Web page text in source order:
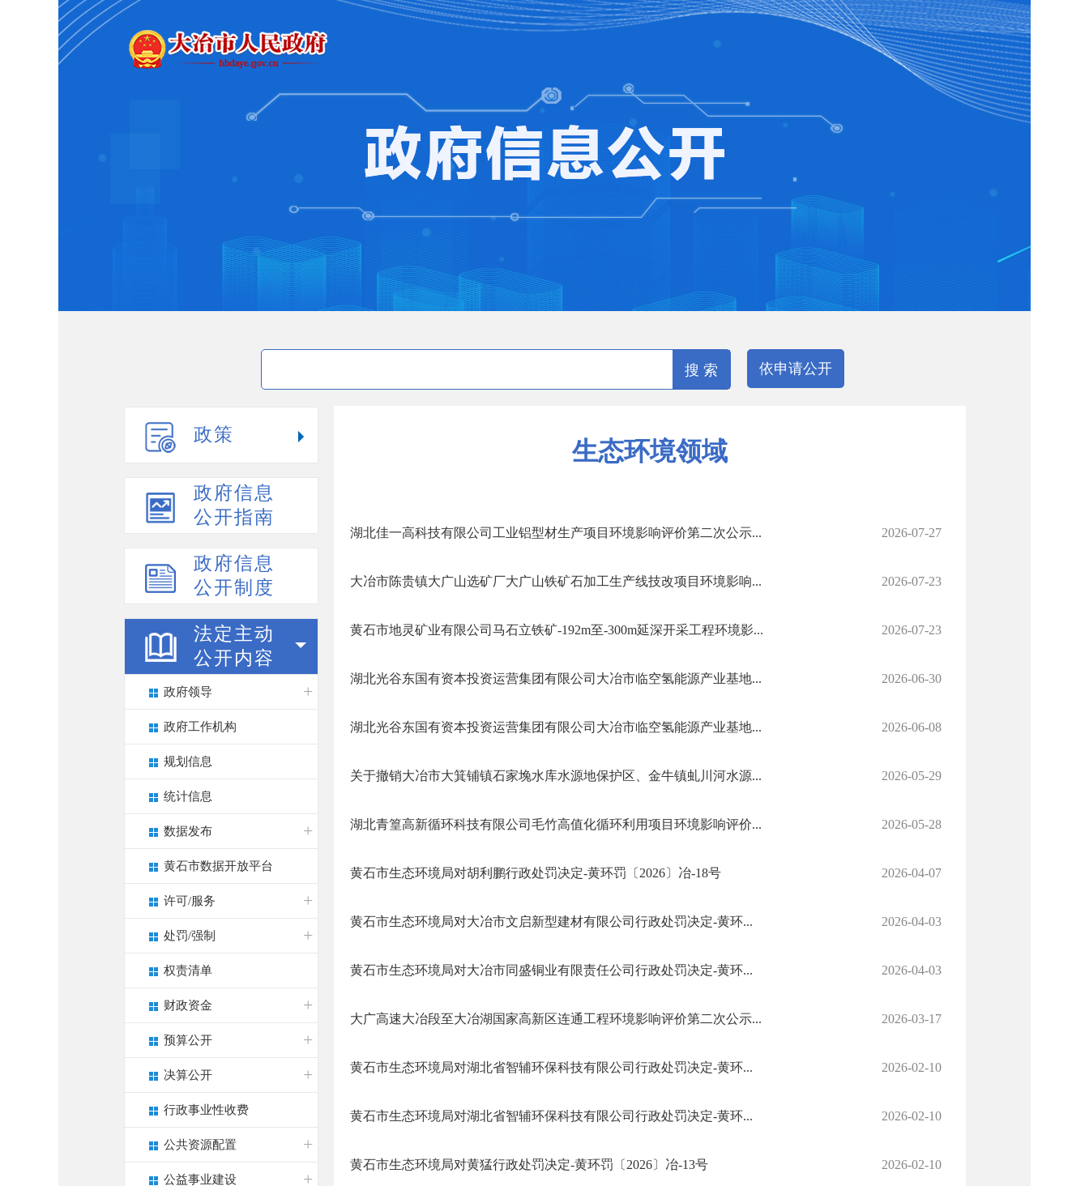
搜 索 依申请公开
政策
政府信息
公开指南
政府信息
公开制度
法定主动
公开内容
政府领导
政府工作机构
规划信息
统计信息
数据发布
黄石市数据开放平台
许可/服务
处罚/强制
权责清单
财政资金
预算公开
决算公开
行政事业性收费
公共资源配置
公益事业建设
生态环境领域
2026-07-27
湖北佳一高科技有限公司工业铝型材生产项目环境影响评价第二次公示...
2026-07-23
大冶市陈贵镇大广山选矿厂大广山铁矿石加工生产线技改项目环境影响...
2026-07-23
黄石市地灵矿业有限公司马石立铁矿-192m至-300m延深开采工程环境影...
2026-06-30
湖北光谷东国有资本投资运营集团有限公司大冶市临空氢能源产业基地...
2026-06-08
湖北光谷东国有资本投资运营集团有限公司大冶市临空氢能源产业基地...
2026-05-29
关于撤销大冶市大箕铺镇石家堍水库水源地保护区、金牛镇虬川河水源...
2026-05-28
湖北青篁高新循环科技有限公司毛竹高值化循环利用项目环境影响评价...
2026-04-07
黄石市生态环境局对胡利鹏行政处罚决定-黄环罚〔2026〕冶-18号
2026-04-03
黄石市生态环境局对大冶市文启新型建材有限公司行政处罚决定-黄环...
2026-04-03
黄石市生态环境局对大冶市同盛铜业有限责任公司行政处罚决定-黄环...
2026-03-17
大广高速大冶段至大冶湖国家高新区连通工程环境影响评价第二次公示...
2026-02-10
黄石市生态环境局对湖北省智辅环保科技有限公司行政处罚决定-黄环...
2026-02-10
黄石市生态环境局对湖北省智辅环保科技有限公司行政处罚决定-黄环...
2026-02-10
黄石市生态环境局对黄猛行政处罚决定-黄环罚〔2026〕冶-13号